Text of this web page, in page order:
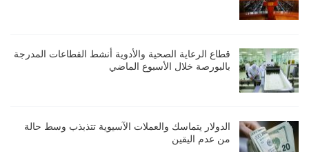
قطاع الرعاية الصحية والأدوية أنشط القطاعات المدرجة
بالبورصة خلال الأسبوع الماضي
الدولار يتماسك والعملات الآسيوية تتذبذب وسط حالة
من عدم اليقين